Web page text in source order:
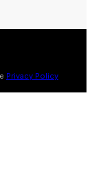
Privacy Policy